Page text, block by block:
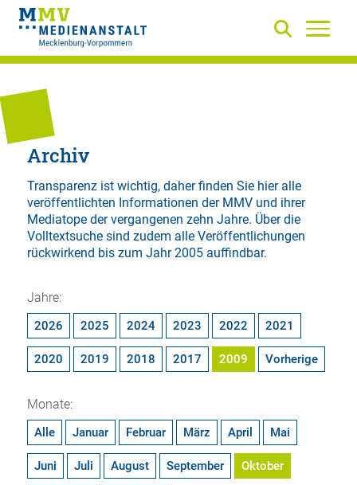
Archiv
Transparenz ist wichtig, daher finden Sie hier alle
veröffentlichten Informationen der MMV und ihrer
Mediatope der vergangenen zehn Jahre. Über die
Volltextsuchesind zudem alle Veröffentlichungen
rückwirkend bis zum Jahr 2005 auffindbar.
Jahre:
2026 2025 2024 2023 2022 2021
2020 2019 2018 2017 2009 Vorherige
Monate:
Alle Januar Februar März April Mai
Juni Juli August September Oktober